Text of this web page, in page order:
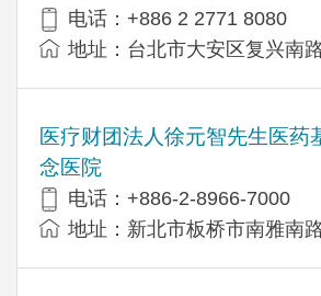
电话：+886 2 2771 8080
地址：台北市大安区复兴南
医疗财团法人徐元智先生医药
念医院
电话：+886-2-8966-7000
地址：新北市板桥市南雅南